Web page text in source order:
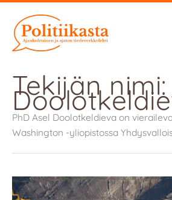
sisältöön
Tekijän nimi:
PhD Asel Doolotkeldieva on
Washington -yliopistossa